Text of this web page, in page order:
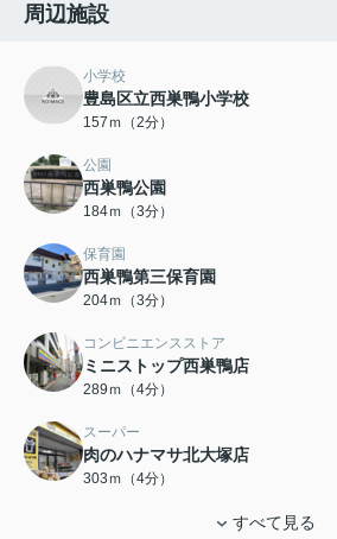
周辺施設
小学校
豊島区立西巣鴨小学校
157ｍ（2分）
公園
西巣鴨公園
184ｍ（3分）
保育園
西巣鴨第三保育園
204ｍ（3分）
コンビニエンスストア
ミニストップ西巣鴨店
289ｍ（4分）
スーパー
肉のハナマサ北大塚店
303ｍ（4分）
すべて見る